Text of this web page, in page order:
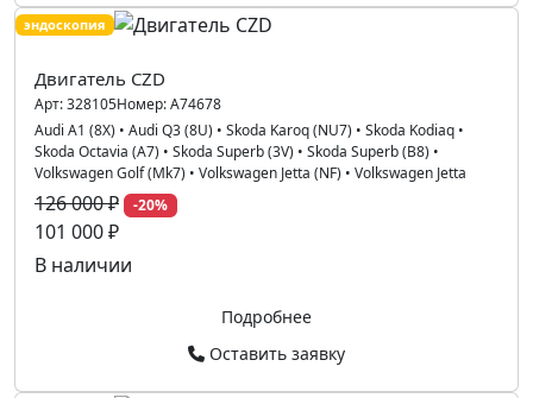
эндоскопия
Двигатель CZD
Арт:328105Номер:A74678
Audi A1 (8X) • Audi Q3 (8U) • Skoda Karoq (NU7) • Skoda Kodiaq •
Skoda Octavia (A7) • Skoda Superb (3V) • Skoda Superb (B8) •
Volkswagen Golf (Mk7) • Volkswagen Jetta (NF) • Volkswagen Jetta
126 000 ₽ -20%
101 000 ₽
В наличии
Подробнее
Оставить заявку